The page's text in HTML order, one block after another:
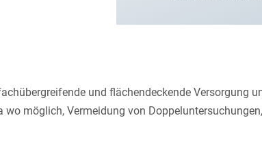
und flächendeckende Versorgung
möglich, Vermeidung von